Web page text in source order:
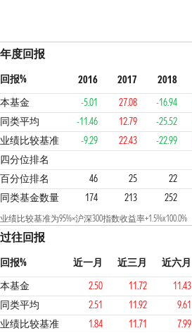
年度回报
回报% 2016 2017 2018
本基金
-5.01 27.08 -16.94
同类平均
-11.46 12.79 -25.52
业绩比较基准
-9.29 22.43 -22.99
四分位排名
2 2 1 2
百分位排名 46 25 22
同类基金数量
174 213 252
业绩比较基准为95%×沪深300指数收益率+1.5%x100.0%
过往回报
回报% 近一月 近三月 近六月
本基金
2.50 11.72 11.43
同类平均
2.51 11.92 9.61
业绩比较基准
1.84 11.71 7.99